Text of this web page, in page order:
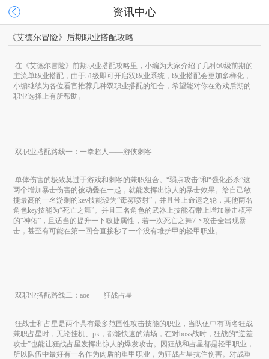
资讯中心
《艾德尔冒险》后期职业搭配攻略
在《艾德尔冒险》前期职业搭配攻略里，小编为大家介绍了几种50级前期的
主流单职业搭配，由于51级即可开启双职业系统，职业搭配会更加多样化，
小编继续为各位看官推荐几种双职业搭配的组合，希望能对你在游戏后期的
职业选择上有所帮助。
双职业搭配路线一：一拳超人——游侠刺客
单体伤害的极致莫过于游戏和刺客的兼职组合。“弱点攻击”和“强化必杀”这
两个增加暴击伤害的被动叠在一起，就能发挥出惊人的暴击效果。给自己敏
捷最高的一名游刺的key技能设为“毒雾喷射”，并且带上命运之轮，其他两名
角色key技能为“死亡之舞”。并且三名角色的武器上技能石带上增加暴击概率
的“神佑”，且适当的提升一下敏捷属性，若一次死亡之舞7下攻击全出现暴
击，甚至有可能在第一回合直接秒了一个没有堆护甲的轻甲职业。
双职业搭配路线二：aoe——狂战占星
狂战士和占星是两个具有最多范围性攻击技能的职业，当队伍中有两名狂战
兼职占星时，无论挂机、pk ，都能快速的清场，在对boss战时，狂战的“逆差
攻击”也能让狂战占星发挥出惊人的爆发攻击。因狂战和占星都是轻甲职业，
所以队伍中最好有一名作为肉盾的重甲职业，为狂战占星抗住伤害。对战重